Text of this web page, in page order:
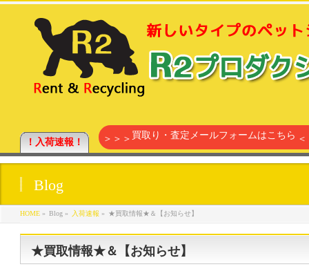
！入荷速報！ ＞＞＞ 買取り・査定メールフォームはこちら
Blog
HOME» Blog » 入荷速報 » ★買取情報★＆【お知らせ】
★買取情報★＆【お知らせ】